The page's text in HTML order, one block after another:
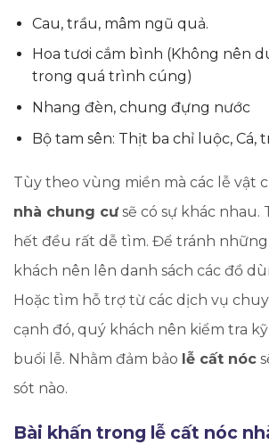
Cau, trầu, mâm ngũ quả.
Hoa tươi cắm bình (Không nên
trong quá trình cúng)
Nhang đèn, chung đựng nước
Bộ tam sên: Thịt ba chỉ luộc, Cá,
Tùy theo vùng miền mà các lễ vật
nhà chung cưsẽ có sự khác nhau.
hết đều rất dễ tìm. Để tránh
khách nên lên danh sách các đồ
Hoặc tìm hỗ trợ từ các dịch vụ
cạnh đó, quý khách nên kiểm tra
buổi lễ. Nhằm đảm bảo lễ cất nóc
sót nào.
Bài khấn trong lễ cất nóc